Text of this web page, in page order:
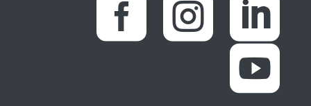
  
